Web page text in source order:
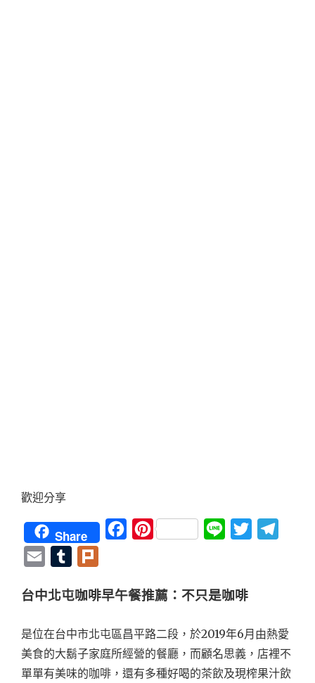
歡迎分享
Share FacebookPinterest Line Twitter
Email Tumblr
台中北屯咖啡早午餐推薦：不只是咖啡
是位在台中市北屯區昌平路二段，於2019年6月由熱愛
美食的大鬍子家庭所經營的餐廳，而顧名思義，店裡不
單單有美味的咖啡，還有多種好喝的茶飲及現榨果汁飲